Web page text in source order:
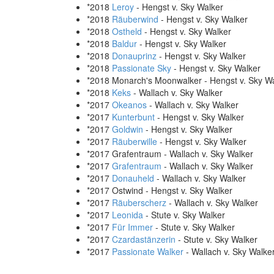
*2018 Leroy - Hengst v. Sky Walker
*2018 Räuberwind - Hengst v. Sky Walker
*2018 Ostheld - Hengst v. Sky Walker
*2018 Baldur - Hengst v. Sky Walker
*2018 Donauprinz - Hengst v. Sky Walker
*2018 Passionate Sky - Hengst v. Sky Walker
*2018 Monarch's Moonwalker - Hengst v. Sky
*2018 Keks - Wallach v. Sky Walker
*2017 Okeanos - Wallach v. Sky Walker
*2017 Kunterbunt - Hengst v. Sky Walker
*2017 Goldwin - Hengst v. Sky Walker
*2017 Räuberwille - Hengst v. Sky Walker
*2017 Grafentraum - Wallach v. Sky Walker
*2017 Grafentraum - Wallach v. Sky Walker
*2017 Donauheld - Wallach v. Sky Walker
*2017 Ostwind - Hengst v. Sky Walker
*2017 Räuberscherz - Wallach v. Sky Walker
*2017 Leonida - Stute v. Sky Walker
*2017 Für Immer - Stute v. Sky Walker
*2017 Czardastänzerin - Stute v. Sky Walker
*2017 Passionate Walker - Wallach v. Sky